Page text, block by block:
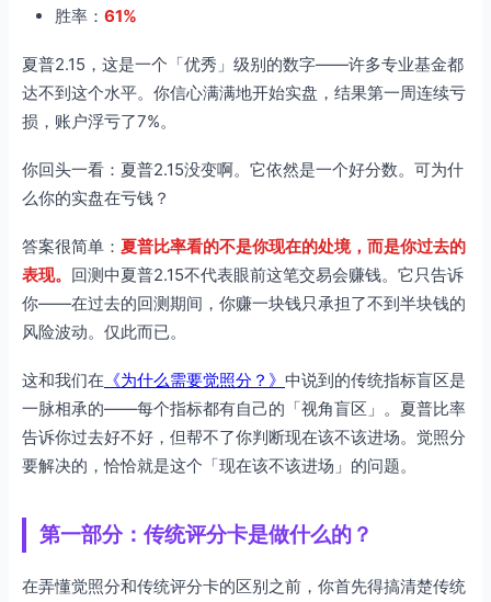
胜率： 61%
夏普2.15，这是一个「优秀」级别的数字——许多专业基金都
达不到这个水平。你信心满满地开始实盘，结果第一周连续亏
损，账户浮亏了7%。
你回头一看：夏普2.15没变啊。它依然是一个好分数。可为什
么你的实盘在亏钱？
答案很简单： 夏普比率看的不是你现在的处境，而是你过去的
表现。 回测中夏普2.15不代表眼前这笔交易会赚钱。它只告诉
你——在过去的回测期间，你赚一块钱只承担了不到半块钱的
风险波动。仅此而已。
这和我们在 《为什么需要觉照分？》 中说到的传统指标盲区是
一脉相承的——每个指标都有自己的「视角盲区」。夏普比率
告诉你过去好不好，但帮不了你判断现在该不该进场。觉照分
要解决的，恰恰就是这个「现在该不该进场」的问题。
第一部分：传统评分卡是做什么的？
在弄懂觉照分和传统评分卡的区别之前，你首先得搞清楚传统